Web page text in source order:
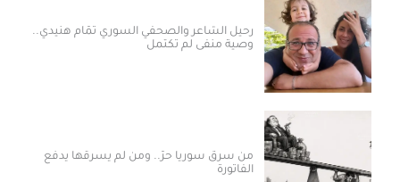
رحيل الشاعر والصحفي السوري تمّام هنيدي..
وصية منفى لم تكتمل
من سرق سوريا حرّ.. ومن لم يسرقها يدفع
الفاتورة